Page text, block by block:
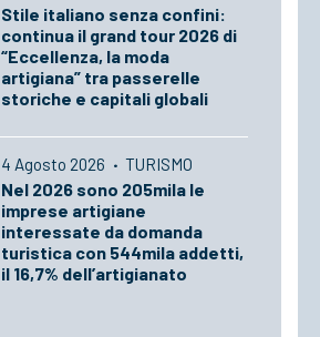
Stile italiano senza confini:
continua il grand tour 2026 di
“Eccellenza, la moda
artigiana” tra passerelle
storiche e capitali globali
4 Agosto 2026 · TURISMO
Nel 2026 sono 205mila le
imprese artigiane
interessate da domanda
turistica con 544mila addetti,
il 16,7% dell’artigianato